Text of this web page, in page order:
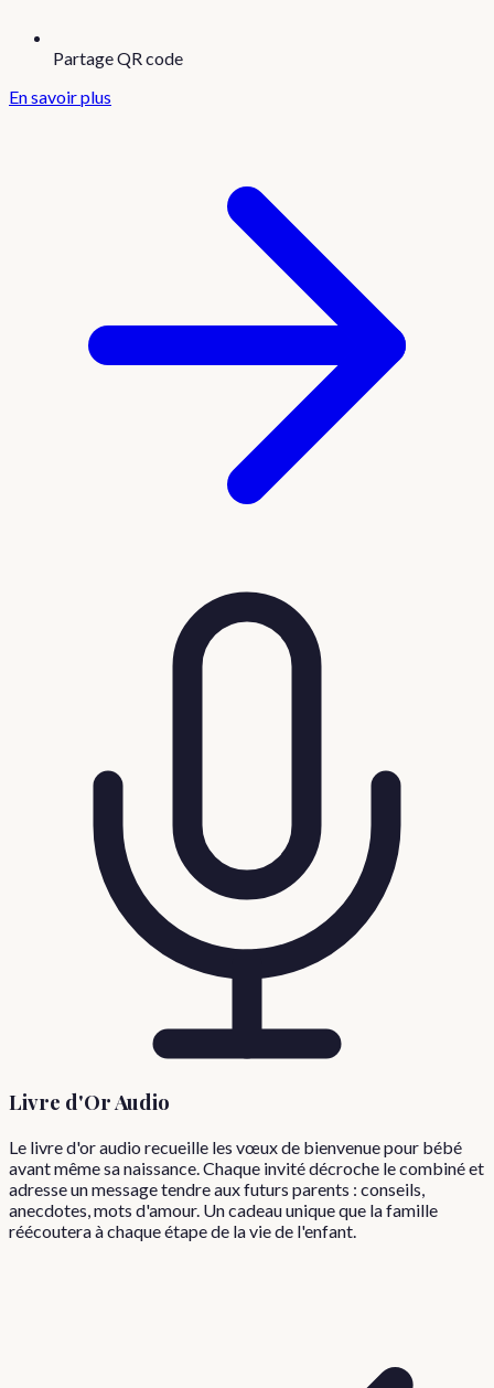
Partage QR code
En savoir plus
Livre d'Or Audio
Le livre d'or audio recueille les vœux de bienvenue pour bébé
avant même sa naissance. Chaque invité décroche le combiné et
adresse un message tendre aux futurs parents : conseils,
anecdotes, mots d'amour. Un cadeau unique que la famille
réécoutera à chaque étape de la vie de l'enfant.